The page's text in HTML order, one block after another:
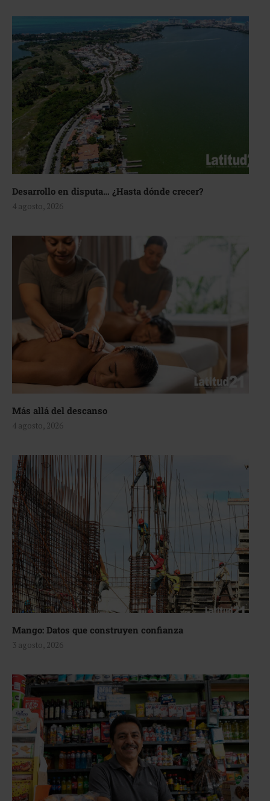
Desarrollo en disputa… ¿Hasta dónde crecer?
4 agosto, 2026
Más allá del descanso
4 agosto, 2026
Mango: Datos que construyen confianza
3 agosto, 2026